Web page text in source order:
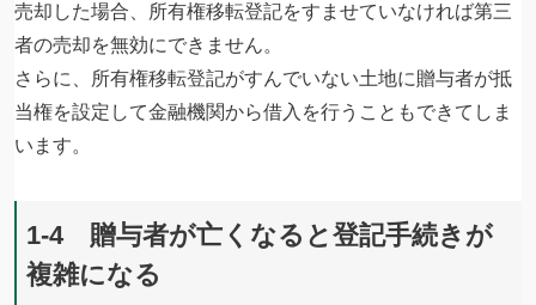
売却した場合、所有権移転登記をすませていなければ第三
者の売却を無効にできません。
さらに、所有権移転登記がすんでいない土地に贈与者が抵
当権を設定して金融機関から借入を行うこともできてしま
います。
1-4 贈与者が亡くなると登記手続きが
複雑になる